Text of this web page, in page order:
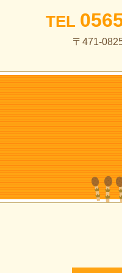
TEL
〒471-